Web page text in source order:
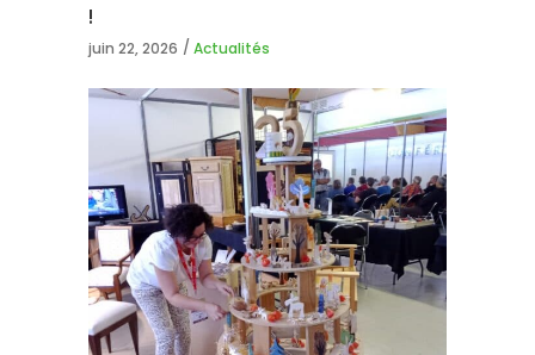
!
juin 22, 2026 Actualités